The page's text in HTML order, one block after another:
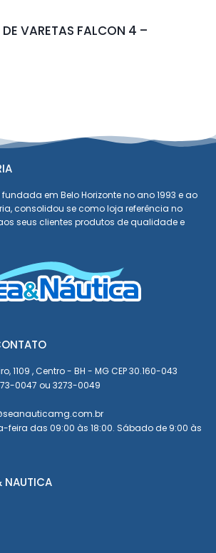
VARETAS FALCON 4 –
fundada em Belo Horizonte no ano 1993 e ao
consolidou se como loja referência no
seus clientes produtos de qualidade e
1109 , Centro - BH - MG CEP 30.160-043
0047 ou 3273-0049
feira das 09:00 às 18:00. Sábado de 9:00 às
NAUTICA